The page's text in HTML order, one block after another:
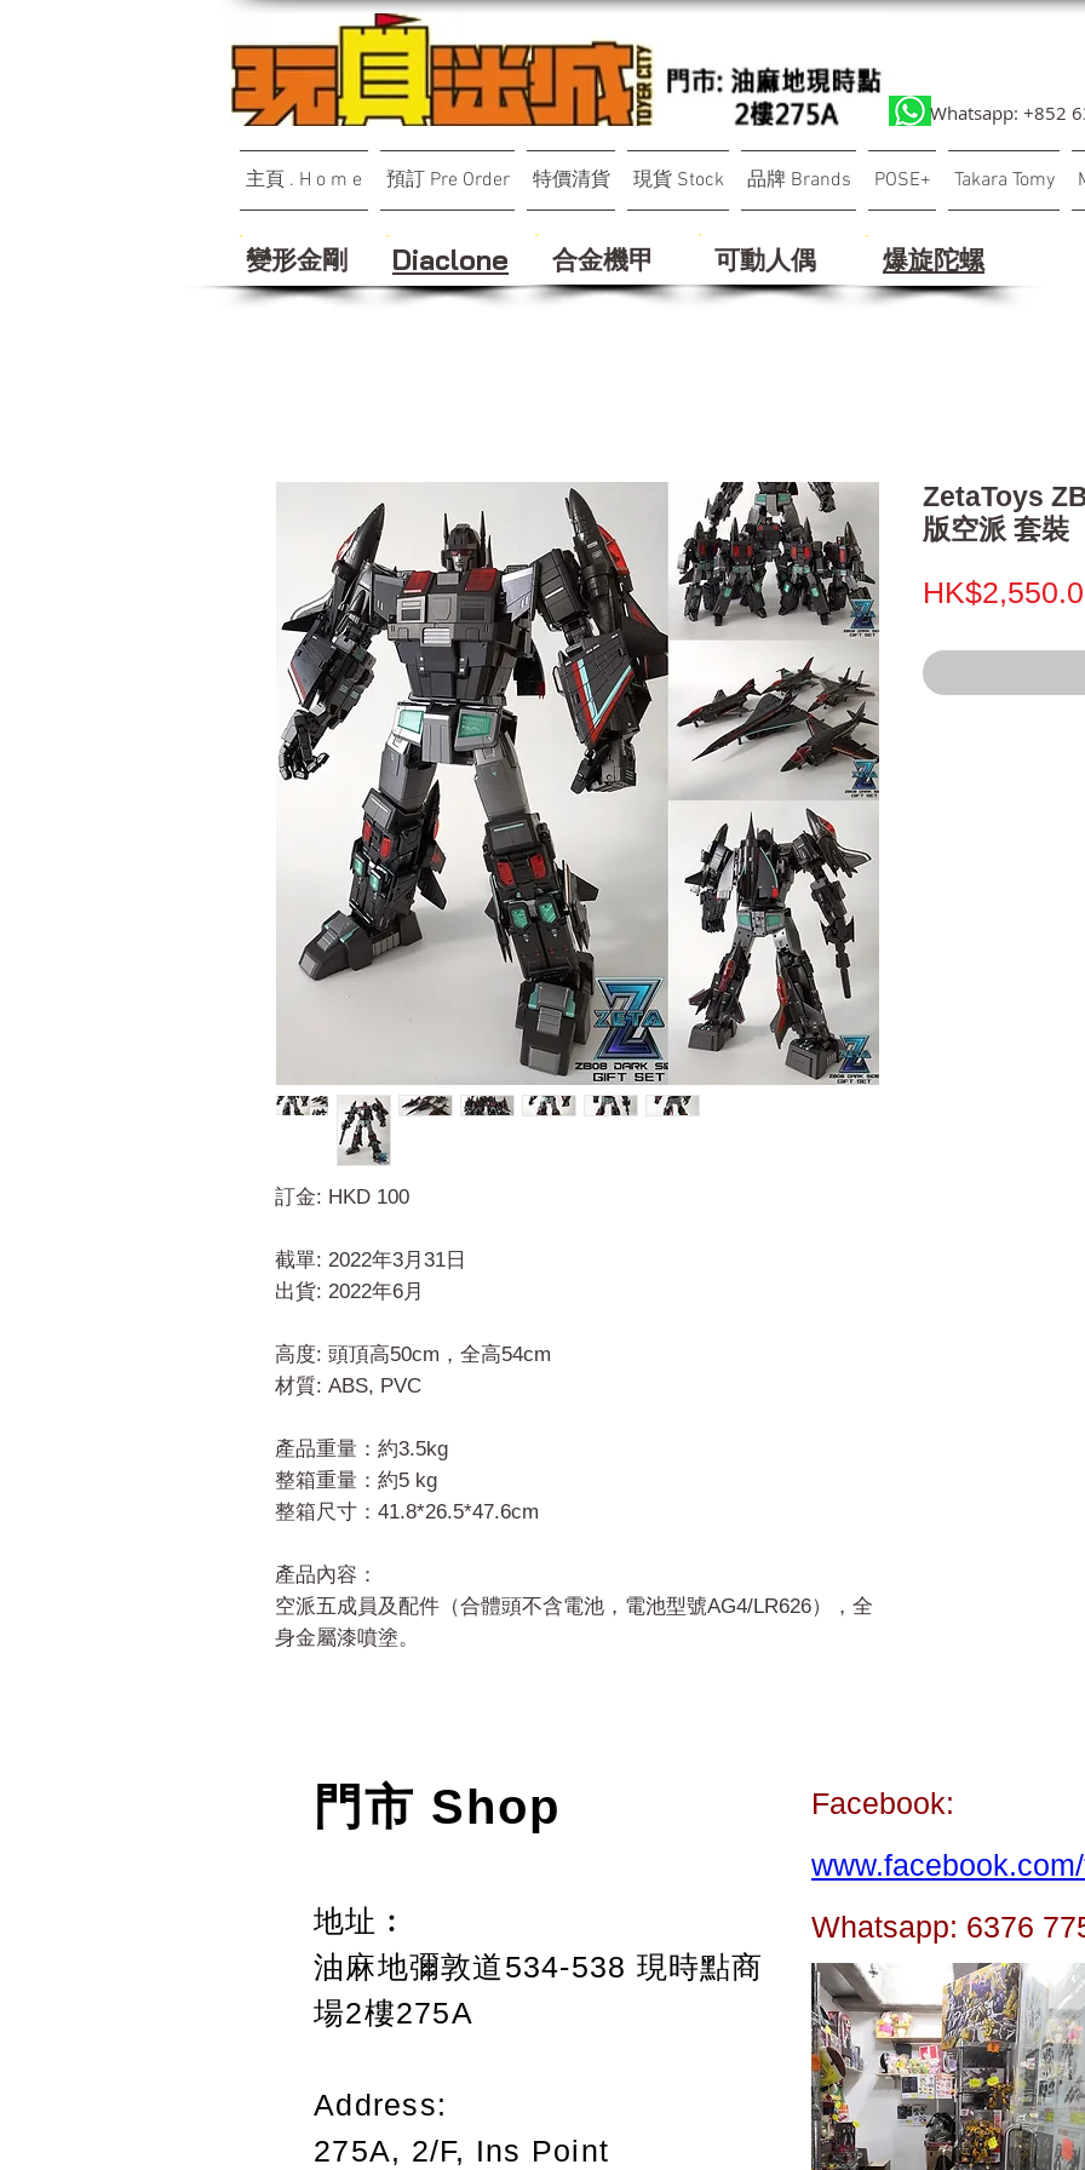
Whatsapp: +852
主頁 . H o m e 預訂 Pre Order 特價清貨 現貨 Stock 品牌 Brands POSE+ Takara Tomy
變形金剛 Diaclone 合金機甲 可動人偶 ​爆旋陀螺
訂金: HKD 100
截單: 2022年3月31日
出貨: 2022年6月
高度: 頭頂高50cm，全高54cm
材質: ABS, PVC
產品重量：約3.5kg
整箱重量：約5 kg
整箱尺寸：41.8*26.5*47.6cm
產品內容：
空派五成員及配件（合體頭不含電池，電池型號AG4/LR626），全
身金屬漆噴塗。
ZetaToys
版空派 套裝
門市 Shop
地址︰
油麻地彌敦道534-538 現時點商
場2樓275A
Address:
275A, 2/F, Ins Point
Facebook:
Whatsapp: 6376